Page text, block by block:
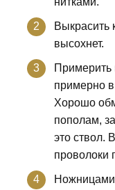
Выкрасить
высохнет.
Примерить
примерно
Хорошо
пополам,
это ствол.
проволоки